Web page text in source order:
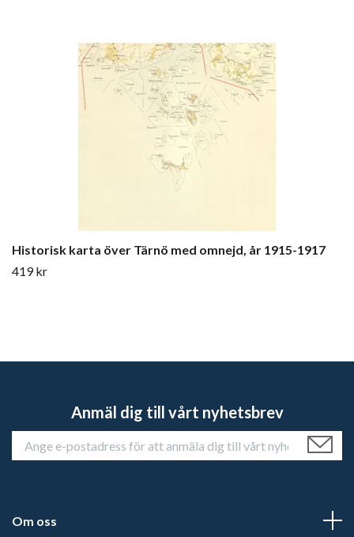
Historisk karta över Tärnö med omnejd, år 1915-1917
419 kr
Anmäl dig till vårt nyhetsbrev
Om oss